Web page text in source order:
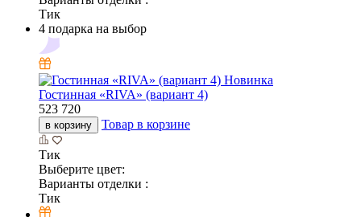
Тик
4 подарка на выбор
Новинка
Гостинная «RIVA» (вариант 4)
523 720
в корзину Товар в корзине
Тик
Выберите цвет:
Варианты отделки :
Тик